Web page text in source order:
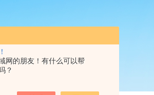
网的朋友！有什么可以帮
？